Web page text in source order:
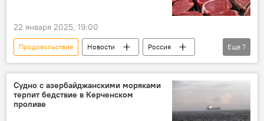
22 января 2025, 19:00
Продовольствие Новости
Россия
ЕАЭС
Экономика
Безопасность
молоко
Зерно
Еще 7
Судно с азербайджанскими моряками
терпит бедствие в Керченском
проливе